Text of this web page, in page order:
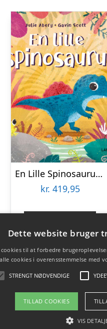
En Lille Spinosaurus – Julie Abery – Bog
kr. 419,95
Gå til shop
Dette website bruger
til at forbedre
alle cookies i overensstemmelse med
STRENGT NØDVENDIGE
TILLAD COOKIES
VIS